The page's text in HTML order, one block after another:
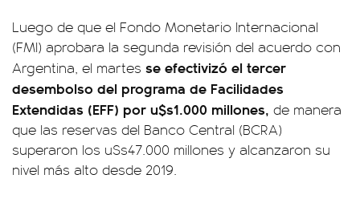
Luego de que el Fondo Monetario Internacional
(FMI) aprobara la segunda revisión del acuerdo con
Argentina, el martes se efectivizó el tercer
desembolso del programa de Facilidades
Extendidas (EFF) por u$s1.000 millones, de manera
que las reservas del Banco Central (BCRA)
superaron los u$s47.000 millones y alcanzaron su
nivel más alto desde 2019.